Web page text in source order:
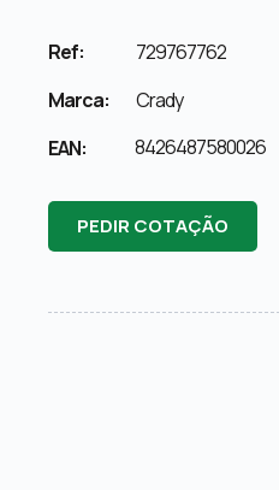
Ref:
729767762
Marca:
Crady
EAN:
8426487580026
PEDIR COTAÇÃO